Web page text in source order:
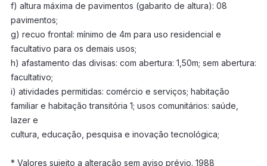
f) altura máxima de pavimentos (gabarito de altura): 08
pavimentos;
g) recuo frontal: mínimo de 4m para uso residencial e
facultativo para os demais usos;
h) afastamento das divisas: com abertura: 1,50m; sem abertura:
facultativo;
i) atividades permitidas: comércio e serviços; habitação
familiar e habitação transitória 1; usos comunitários: saúde,
lazer e
cultura, educação, pesquisa e inovação tecnológica;
* Valores sujeito a alteração sem aviso prévio. 1988